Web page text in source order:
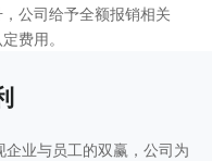
，公司给予全额报销相关
费用。
业与员工的双赢，公司为